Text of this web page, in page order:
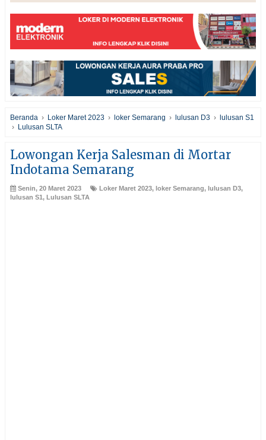
Beranda › Loker Maret 2023 › loker Semarang › lulusan D3 › lulusan S1
› Lulusan SLTA
Lowongan Kerja Salesman di Mortar
Indotama Semarang
Senin, 20 Maret 2023 Loker Maret 2023, loker Semarang, lulusan D3,
lulusan S1, Lulusan SLTA